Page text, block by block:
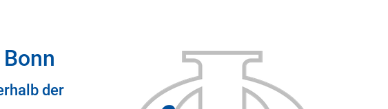
der